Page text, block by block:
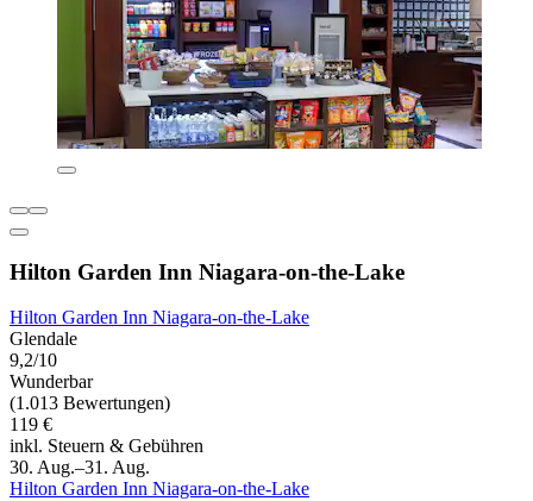
Hilton Garden Inn Niagara-on-the-Lake
Hilton Garden Inn Niagara-on-the-Lake
Glendale
9,2/10
Wunderbar
(1.013 Bewertungen)
119 €
inkl. Steuern & Gebühren
30. Aug.–31. Aug.
Hilton Garden Inn Niagara-on-the-Lake